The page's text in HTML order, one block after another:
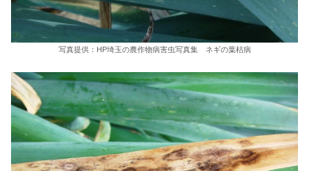
写真提供：HP埼玉の農作物病害虫写真集 ネギの葉枯病